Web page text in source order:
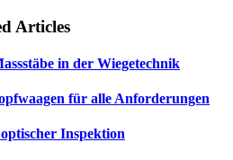
Articles
in der Wiegetechnik
für alle Anforderungen
Inspektion